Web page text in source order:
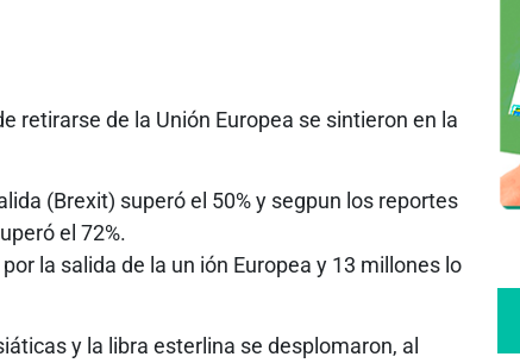
retirarse de la Unión Europea se sintieron en la
(Brexit) superó el 50% y segpun los reportes
el 72%.
la salida de la un ión Europea y 13 millones lo
y la libra esterlina se desplomaron, al